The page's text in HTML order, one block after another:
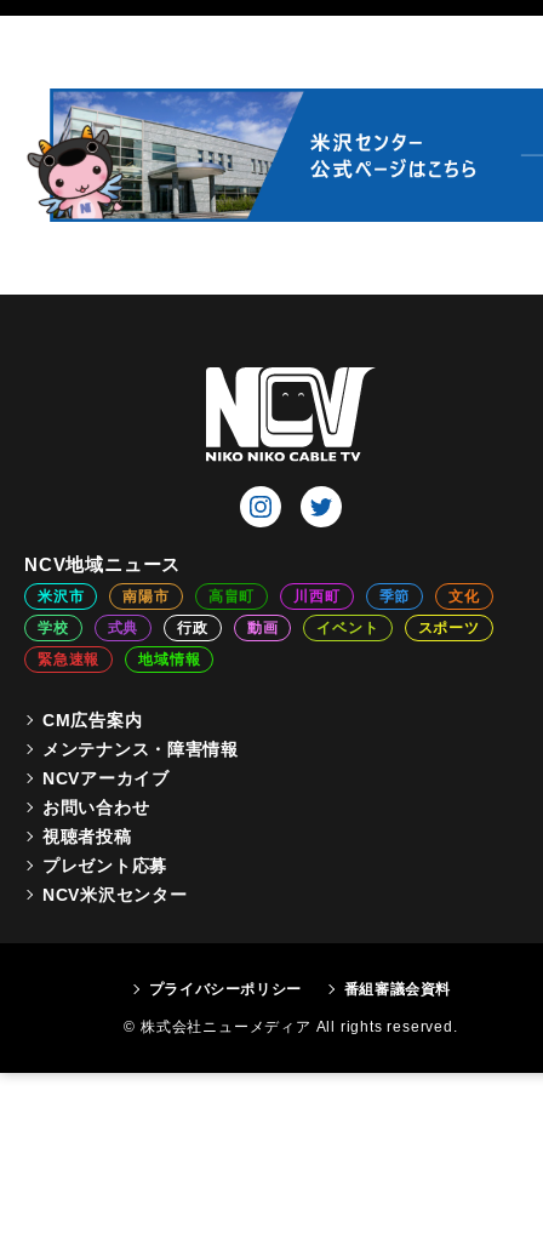
NCV地域ニュース
米沢市 南陽市 高畠町 川西町 季節
文化
学校
式典 行政 動画 イベント
スポーツ
緊急速報
地域情報
CM広告案内
メンテナンス・障害情報
NCVアーカイブ
お問い合わせ
視聴者投稿
プレゼント応募
NCV米沢センター
プライバシーポリシー 番組審議会資料
© 株式会社ニューメディア All rights reserved.